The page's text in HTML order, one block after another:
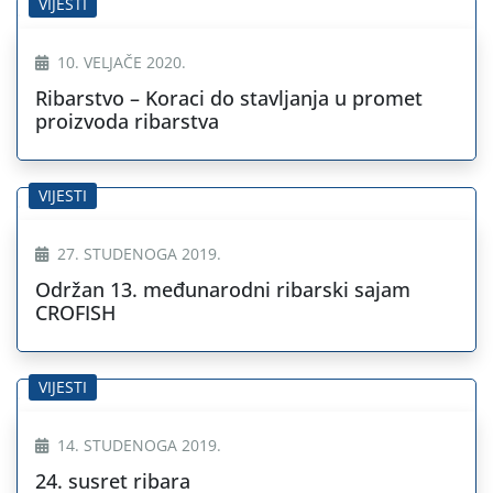
VIJESTI
10. VELJAČE 2020.
Ribarstvo – Koraci do stavljanja u promet
proizvoda ribarstva
VIJESTI
27. STUDENOGA 2019.
Održan 13. međunarodni ribarski sajam
CROFISH
VIJESTI
14. STUDENOGA 2019.
24. susret ribara